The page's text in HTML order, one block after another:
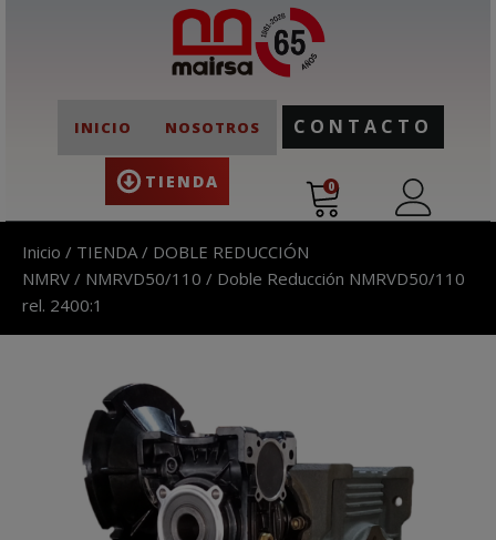
INICIO NOSOTROS
TIENDA
CONTACTO
0
Inicio / TIENDA / DOBLE REDUCCIÓN
NMRV / NMRVD50/110 / Doble Reducción NMRVD50/110
rel. 2400:1